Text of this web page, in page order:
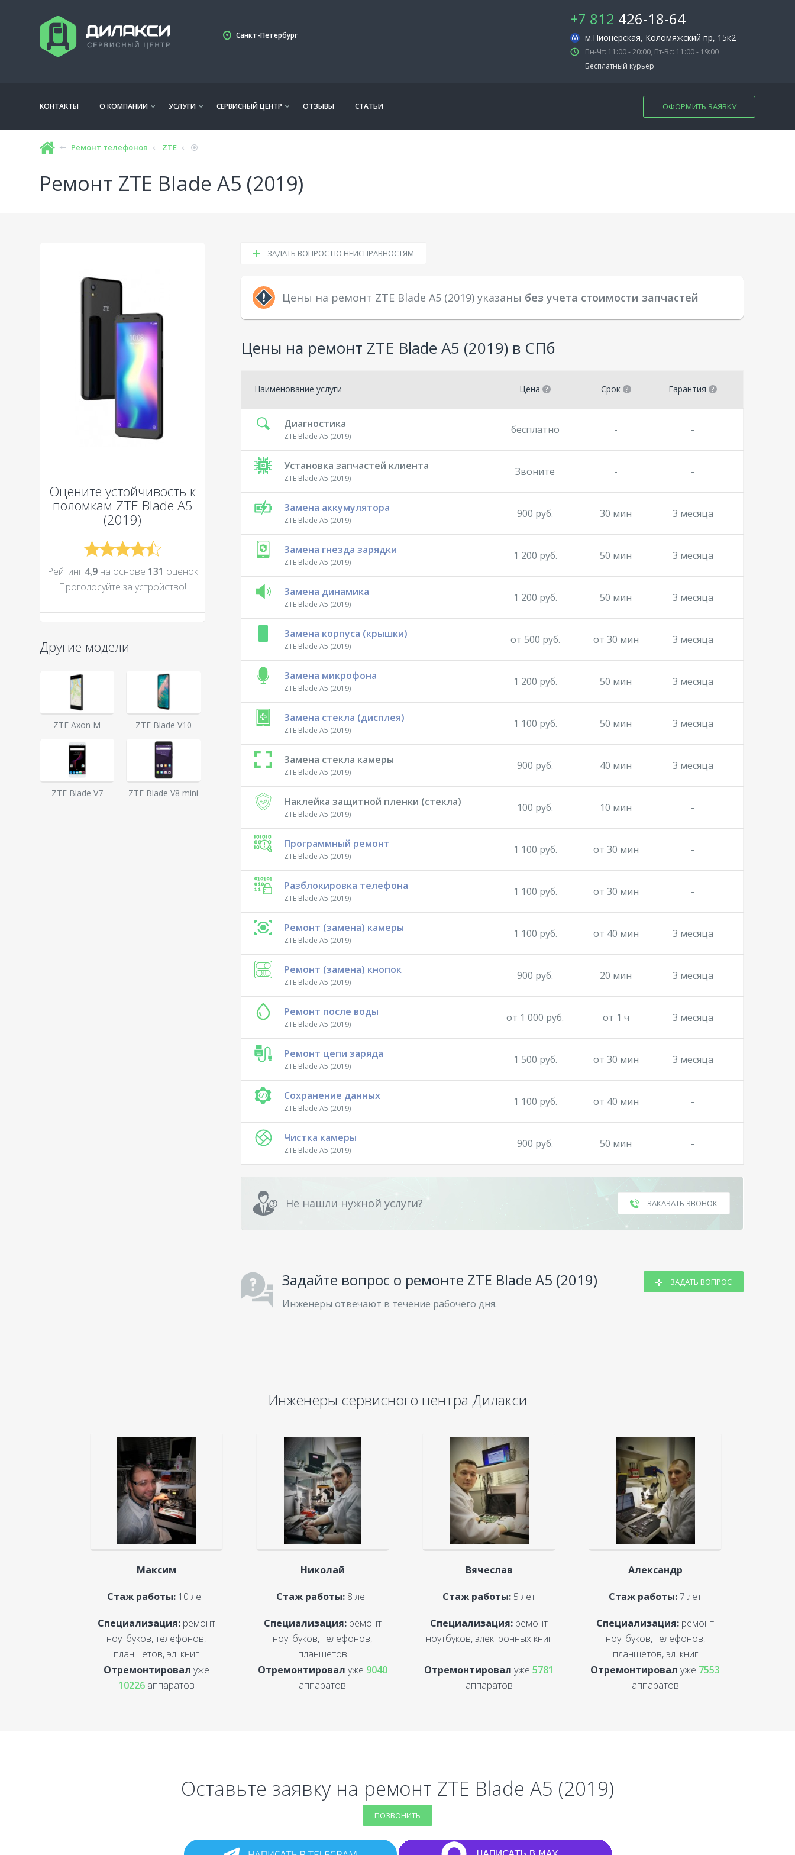
Санкт-Петербург
+7 812 426-18-64
м.Пионерская, Коломяжский пр, 15к2
Пн-Чт: 11:00 - 20:00, Пт-Вс: 11:00 - 19:00
Бесплатный курьер
КОНТАКТЫ О КОМПАНИИ УСЛУГИ СЕРВИСНЫЙ ЦЕНТР ОТЗЫВЫ СТАТЬИ ОФОРМИТЬ ЗАЯВКУ
Ремонт телефонов ZTE
Ремонт ZTE Blade A5 (2019)
Оцените устойчивость к
поломкам ZTE Blade A5
(2019)
Рейтинг 4,9на основе 131 оценок
Проголосуйте за устройcтво!
Другие модели
ZTE Axon M ZTE Blade V10
ZTE Blade V7 ZTE Blade V8 mini
ЗАДАТЬ ВОПРОС ПО НЕИСПРАВНОСТЯМ
Цены на ремонт ZTE Blade A5 (2019) указаны без учета стоимости запчастей
Цены на ремонт ZTE Blade A5 (2019) в СПб
Наименование услуги Цена Срок Гарантия
Диагностика
ZTE Blade A5 (2019)
бесплатно - -
Установка запчастей клиента
ZTE Blade A5 (2019)
Звоните - -
Замена аккумулятора
ZTE Blade A5 (2019)
900 руб. 30 мин 3 месяца
Замена гнезда зарядки
ZTE Blade A5 (2019)
1 200 руб. 50 мин 3 месяца
Замена динамика
ZTE Blade A5 (2019)
1 200 руб. 50 мин 3 месяца
Замена корпуса (крышки)
ZTE Blade A5 (2019)
от 500 руб. от 30 мин 3 месяца
Замена микрофона
ZTE Blade A5 (2019)
1 200 руб. 50 мин 3 месяца
Замена стекла (дисплея)
ZTE Blade A5 (2019)
1 100 руб. 50 мин 3 месяца
Замена стекла камеры
ZTE Blade A5 (2019)
900 руб. 40 мин 3 месяца
Наклейка защитной пленки (стекла)
ZTE Blade A5 (2019)
100 руб. 10 мин -
Программный ремонт
ZTE Blade A5 (2019)
1 100 руб. от 30 мин -
Разблокировка телефона
ZTE Blade A5 (2019)
1 100 руб. от 30 мин -
Ремонт (замена) камеры
ZTE Blade A5 (2019)
1 100 руб. от 40 мин 3 месяца
Ремонт (замена) кнопок
ZTE Blade A5 (2019)
900 руб. 20 мин 3 месяца
Ремонт после воды
ZTE Blade A5 (2019)
от 1 000 руб. от 1 ч 3 месяца
Ремонт цепи заряда
ZTE Blade A5 (2019)
1 500 руб. от 30 мин 3 месяца
Сохранение данных
ZTE Blade A5 (2019)
1 100 руб. от 40 мин -
Чистка камеры
ZTE Blade A5 (2019)
900 руб. 50 мин -
Не нашли нужной услуги? ЗАКАЗАТЬ ЗВОНОК
Задайте вопрос о ремонте ZTE Blade A5 (2019)
Инженеры отвечают в течение рабочего дня.
ЗАДАТЬ ВОПРОС
Инженеры сервисного центра Дилакси
Максим
Стаж работы: 10 лет
Специализация:ремонт
ноутбуков, телефонов,
планшетов, эл. книг
Отремонтировал уже
10226аппаратов
Николай
Стаж работы:8 лет
Специализация:ремонт
ноутбуков, телефонов,
планшетов
Отремонтировал уже 9040
аппаратов
Вячеслав
Стаж работы: 5 лет
Специализация: ремонт
ноутбуков, электронных книг
Отремонтировалуже5781
аппаратов
Александр
Стаж работы:7 лет
Специализация: ремонт
ноутбуков, телефонов,
планшетов, эл. книг
Отремонтировалуже 7553
аппаратов
Оставьте заявку на ремонт ZTE Blade A5 (2019)
ПОЗВОНИТЬ